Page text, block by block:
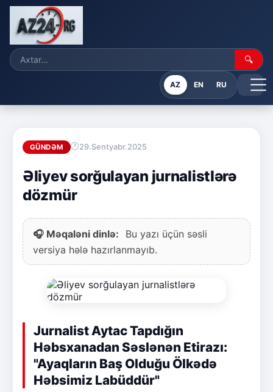
🔍
AZ EN RU
GÜNDƏM 29.Sentyabr.2025
Əliyev sorğulayan jurnalistlərə
dözmür
🎧 Məqaləni dinlə:
Bu yazı üçün səsli
versiya hələ hazırlanmayıb.
Jurnalist Aytac Tapdığın
Həbsxanadan Səslənən Etirazı:
"Ayaqların Baş Olduğu Ölkədə
Həbsimiz Labüddür"